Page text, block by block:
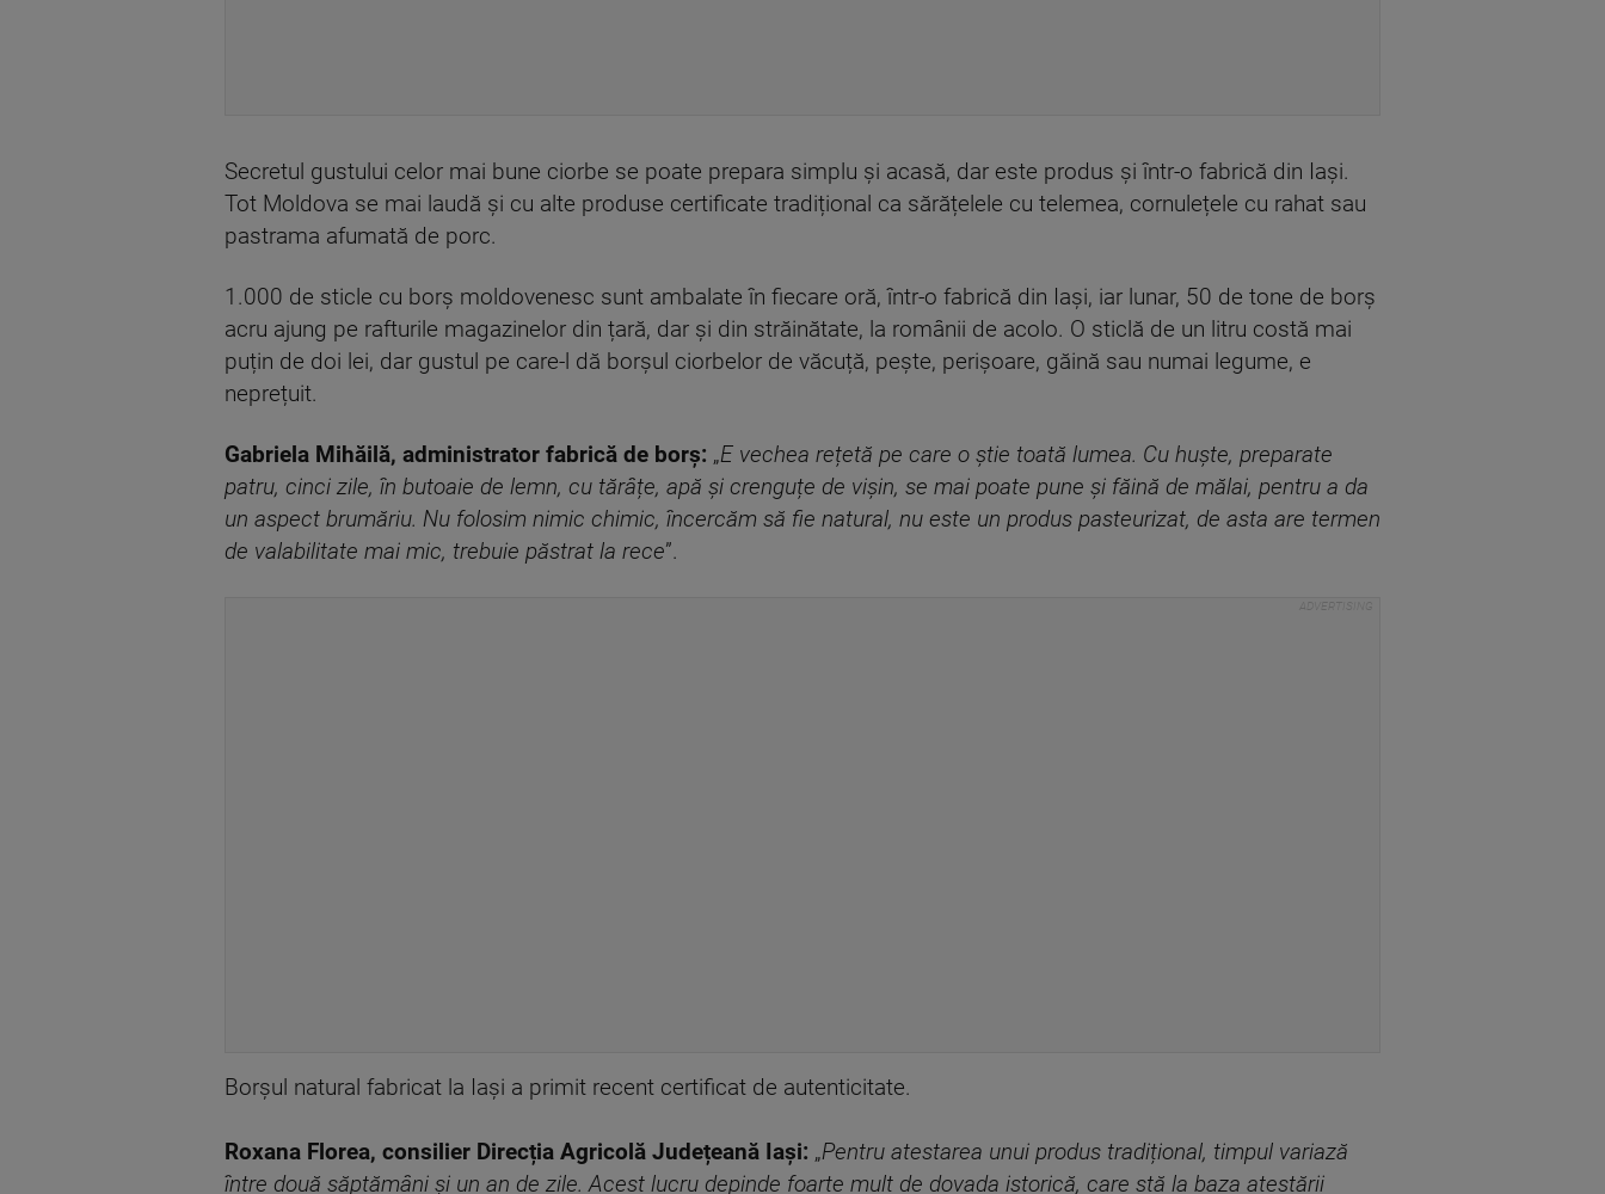
Secretul gustului celor mai bune ciorbe se poate prepara simplu și acasă, dar este produs și într-o fabrică din Iași.
Tot Moldova se mai laudă și cu alte produse certificate tradițional ca sărățelele cu telemea, cornulețele cu rahat sau
pastrama afumată de porc.
1.000 de sticle cu borș moldovenesc sunt ambalate în fiecare oră, într-o fabrică din Iași, iar lunar, 50 de tone de borș
acru ajung pe rafturile magazinelor din țară, dar și din străinătate, la românii de acolo. O sticlă de un litru costă mai
puțin de doi lei, dar gustul pe care-l dă borșul ciorbelor de văcuță, pește, perișoare, găină sau numai legume, e
neprețuit.
Gabriela Mihăilă, administrator fabrică de borș: „E vechea rețetă pe care o știe toată lumea. Cu huște, preparate
patru, cinci zile, în butoaie de lemn, cu tărâțe, apă și crenguțe de vișin, se mai poate pune și făină de mălai, pentru a da
un aspect brumăriu. Nu folosim nimic chimic, încercăm să fie natural, nu este un produs pasteurizat, de asta are termen
de valabilitate mai mic, trebuie păstrat la rece”.
Borșul natural fabricat la Iași a primit recent certificat de autenticitate.
Roxana Florea, consilier Direcția Agricolă Județeană Iași: „Pentru atestarea unui produs tradițional, timpul variază
între două săptămâni și un an de zile. Acest lucru depinde foarte mult de dovada istorică, care stă la baza atestării